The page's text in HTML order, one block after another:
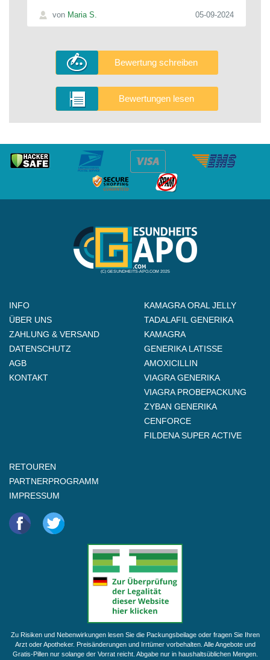
von Maria S. 05-09-2024
Bewertung schreiben
Bewertungen lesen
(C) GESUNDHEITS-APO.COM 2025
INFO
ÜBER UNS
ZAHLUNG & VERSAND
DATENSCHUTZ
AGB
KONTAKT
KAMAGRA ORAL JELLY
TADALAFIL GENERIKA
KAMAGRA
GENERIKA LATISSE
AMOXICILLIN
VIAGRA GENERIKA
VIAGRA PROBEPACKUNG
ZYBAN GENERIKA
CENFORCE
FILDENA SUPER ACTIVE
RETOUREN
PARTNERPROGRAMM
IMPRESSUM
Zu Risiken und Nebenwirkungen lesen Sie die Packungsbeilage oder fragen Sie Ihren
Arzt oder Apotheker. Preisänderungen und Irrtümer vorbehalten. Alle Angebote und
Gratis-Pillen nur solange der Vorrat reicht. Abgabe nur in haushaltsüblichen Mengen.